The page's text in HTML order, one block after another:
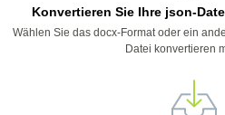
Konvertieren Sie Ihre json-
Wählen Sie das docx-Format oder ein
Datei konvertieren